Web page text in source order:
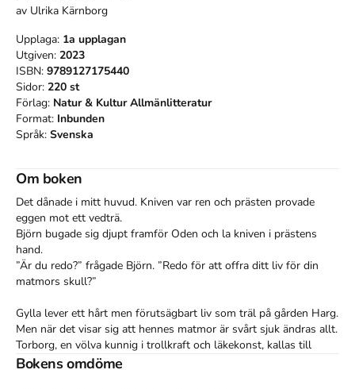
av Ulrika Kärnborg
Upplaga: 1a upplagan
Utgiven: 2023
ISBN: 9789127175440
Sidor: 220 st
Förlag: Natur & Kultur Allmänlitteratur
Format: Inbunden
Språk: Svenska
Om boken
Det dånade i mitt huvud. Kniven var ren och prästen provade
eggen mot ett vedträ.
Björn bugade sig djupt framför Oden och la kniven i prästens
hand.
”Är du redo?” frågade Björn. ”Redo för att offra ditt liv för din
matmors skull?”
Gylla lever ett hårt men förutsägbart liv som träl på gården Harg.
Men när det visar sig att hennes matmor är svårt sjuk ändras allt.
Torborg, en völva kunnig i trollkraft och läkekonst, kallas till
gården – men ingenting verka hjälpa. Det börjar mumlas om
Bokens omdöme